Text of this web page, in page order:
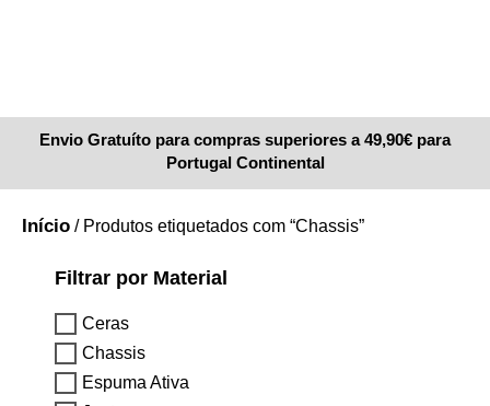
Envio Gratuíto para compras superiores a 49,90€ para
Portugal Continental
Início / Produtos etiquetados com “Chassis”
Filtrar por Material
Ceras
Chassis
Espuma Ativa